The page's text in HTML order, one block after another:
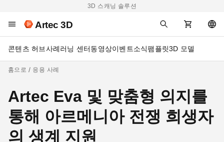
3D 스캐닝 솔루션
Artec 3D
콘텐츠 허브사례러닝 센터동영상이벤트소식팸플릿3D 모델
홈으로 응용 사례
Artec Eva 및 맞춤형 의지를
통해 아르메니아 전쟁 희생자
의 생계 지원